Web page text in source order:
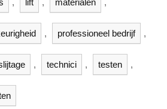
, lift , materialen ,
, professioneel bedrijf ,
, technici , testen ,